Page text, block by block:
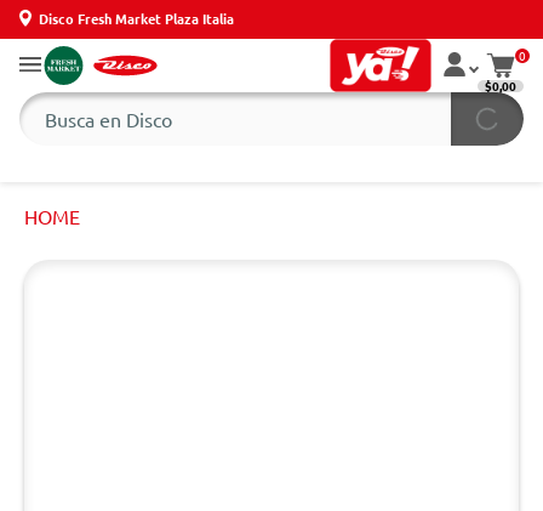
Disco Fresh Market Plaza Italia
0
$0,00
HOME